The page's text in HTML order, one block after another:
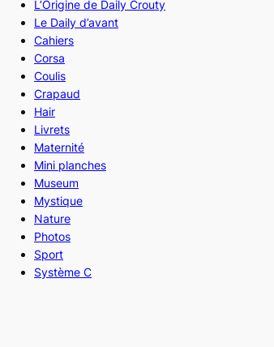
L’Origine de Daily Crouty
Le Daily d’avant
Cahiers
Corsa
Coulis
Crapaud
Hair
Livrets
Maternité
Mini planches
Museum
Mystique
Nature
Photos
Sport
Système C